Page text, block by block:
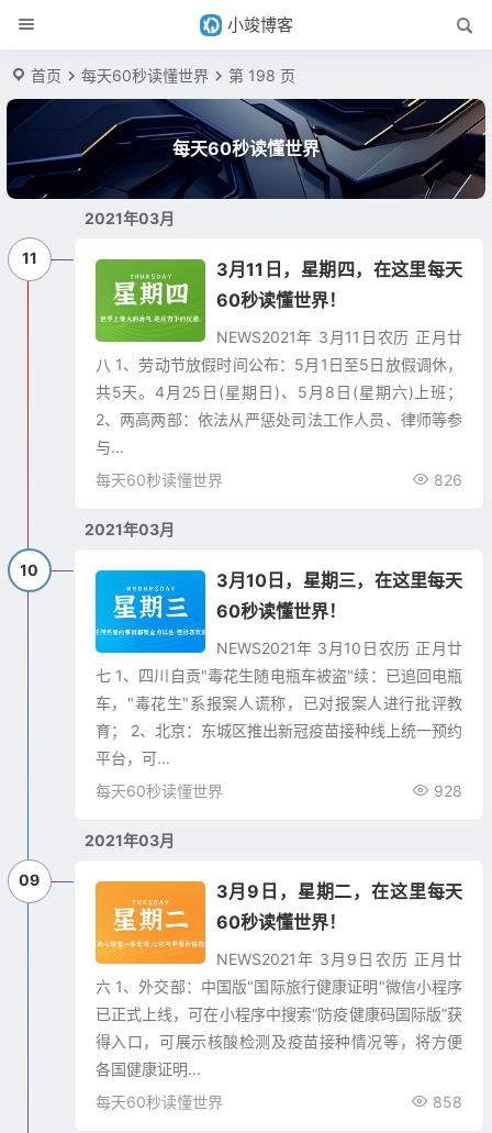
小竣博客
首页 每天60秒读懂世界 第 198 页
每天60秒读懂世界
11
3月11日，星期四，在这里每天
60秒读懂世界！
NEWS2021年 3月11日农历 正月廿
八 1、劳动节放假时间公布：5月1日至5日放假调休，
共5天。4月25日(星期日)、5月8日(星期六)上班；
2、两高两部：依法从严惩处司法工作人员、律师等参
与...
2021年03月
每天60秒读懂世界 826
10
3月10日，星期三，在这里每天
60秒读懂世界！
NEWS2021年 3月10日农历 正月廿
七 1、四川自贡"毒花生随电瓶车被盗"续：已追回电瓶
车，"毒花生"系报案人谎称，已对报案人进行批评教
育； 2、北京：东城区推出新冠疫苗接种线上统一预约
平台，可...
2021年03月
每天60秒读懂世界 928
09
3月9日，星期二，在这里每天
60秒读懂世界！
NEWS2021年 3月9日农历 正月廿
六 1、外交部：中国版"国际旅行健康证明"微信小程序
已正式上线，可在小程序中搜索“防疫健康码国际版”获
得入口，可展示核酸检测及疫苗接种情况等，将方便
各国健康证明...
2021年03月
每天60秒读懂世界 858